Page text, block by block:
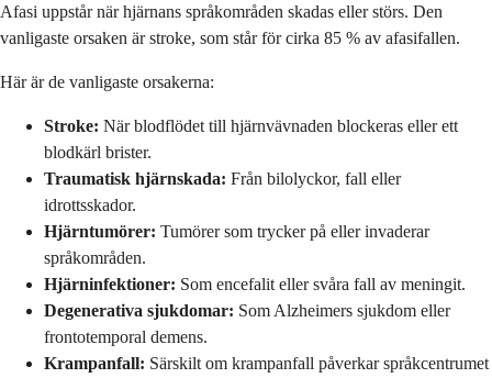
Afasi uppstår när hjärnans språkområden skadas eller störs. Den
vanligaste orsaken är stroke, som står för cirka 85 % av afasifallen.
Här är de vanligaste orsakerna:
Stroke: När blodflödet till hjärnvävnaden blockeras eller ett
blodkärl brister.
Traumatisk hjärnskada: Från bilolyckor, fall eller
idrottsskador.
Hjärntumörer: Tumörer som trycker på eller invaderar
språkområden.
Hjärninfektioner: Som encefalit eller svåra fall av meningit.
Degenerativa sjukdomar: Som Alzheimers sjukdom eller
frontotemporal demens.
Krampanfall: Särskilt om krampanfall påverkar språkcentrumet